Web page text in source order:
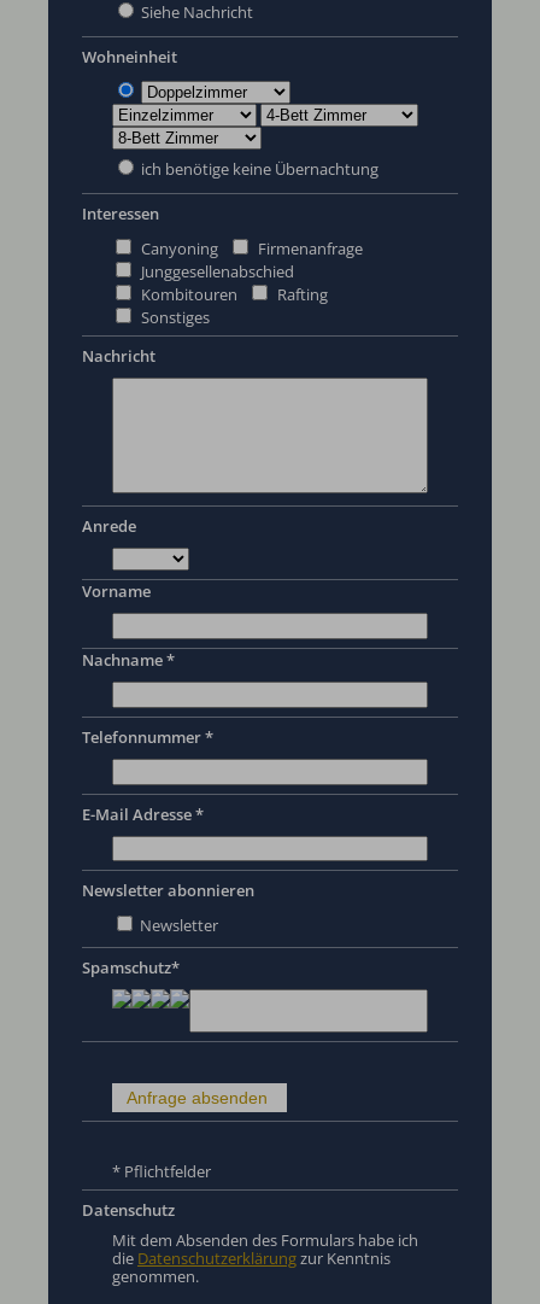
Siehe Nachricht
Wohneinheit
ich benötige keine Übernachtung
Interessen
Canyoning
Firmenanfrage
Junggesellenabschied
Kombitouren
Rafting
Sonstiges
Nachricht
Anrede
Vorname
Nachname *
Telefonnummer *
E-Mail Adresse *
Newsletter abonnieren
Newsletter
Spamschutz*
* Pflichtfelder
Datenschutz
Mit dem Absenden des Formulars habe ich
die Datenschutzerklärungzur Kenntnis
genommen.